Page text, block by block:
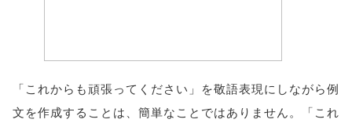
「これからも頑張ってください」を敬語表現にしながら例
文を作成することは、簡単なことではありません。「これ